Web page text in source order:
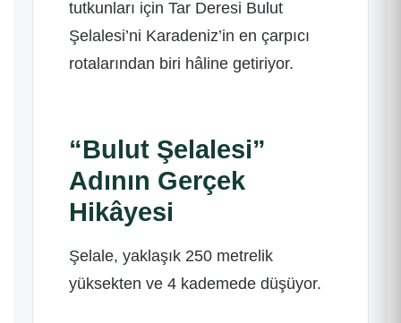
tutkunları için Tar Deresi Bulut
Şelalesi’ni Karadeniz’in en çarpıcı
rotalarından biri hâline getiriyor.
“Bulut Şelalesi”
Adının Gerçek
Hikâyesi
Şelale, yaklaşık 250 metrelik
yüksekten ve 4 kademede düşüyor.